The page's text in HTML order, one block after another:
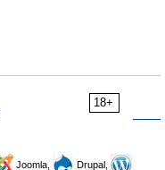
18+
Joomla,
Drupal,